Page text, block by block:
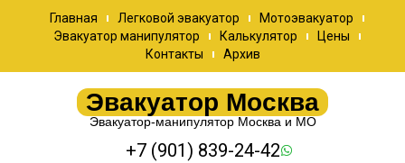
Главная Легковой эвакуатор
Мотоэвакуатор
Эвакуатор манипулятор
Калькулятор
Цены
Контакты
Архив
Эвакуатор Москва
Эвакуатор-манипулятор Москва и МО
+7 (901) 839-24-42